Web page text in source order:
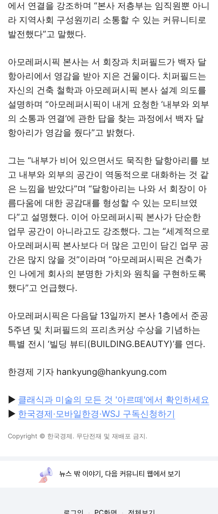
에서 연결을 강조하며 “본사 저층부는 임직원뿐 아니
라 지역사회 구성원끼리 소통할 수 있는 커뮤니티로
발전했다”고 말했다.
아모레퍼시픽 본사는 서 회장과 치퍼필드가 백자 달
항아리에서 영감을 받아 지은 건물이다. 치퍼필드는
자신의 건축 철학과 아모레퍼시픽 본사 설계 의도를
설명하며 “아모레퍼시픽이 내게 요청한 ‘내부와 외부
의 소통과 연결’에 관한 답을 찾는 과정에서 백자 달
항아리가 영감을 줬다”고 밝혔다.
그는 “내부가 비어 있으면서도 묵직한 달항아리를 보
고 내부와 외부의 공간이 역동적으로 대화하는 것 같
은 느낌을 받았다”며 “달항아리는 나와 서 회장이 아
름다움에 대한 공감대를 형성할 수 있는 모티브였
다”고 설명했다. 이어 아모레퍼시픽 본사가 단순한
업무 공간이 아니라고도 강조했다. 그는 “세계적으로
아모레퍼시픽 본사보다 더 많은 고민이 담긴 업무 공
간은 많지 않을 것”이라며 “아모레퍼시픽은 건축가
인 나에게 회사의 분명한 가치와 원칙을 구현하도록
했다”고 언급했다.
아모레퍼시픽은 다음달 13일까지 본사 1층에서 준공
5주년 및 치퍼필드의 프리츠커상 수상을 기념하는
특별 전시 ‘빌딩 뷰티(BUILDING.BEAUTY)’를 연다.
한경제 기자 hankyung@hankyung.com
▶ 클래식과 미술의 모든 것 '아르떼'에서 확인하세요
▶ 한국경제·모바일한경·WSJ 구독신청하기
Copyright © 한국경제. 무단전재 및 재배포 금지.
뉴스 밖 이야기, 다음 커뮤니티 웹에서 보기
로그인 PC화면 전체보기